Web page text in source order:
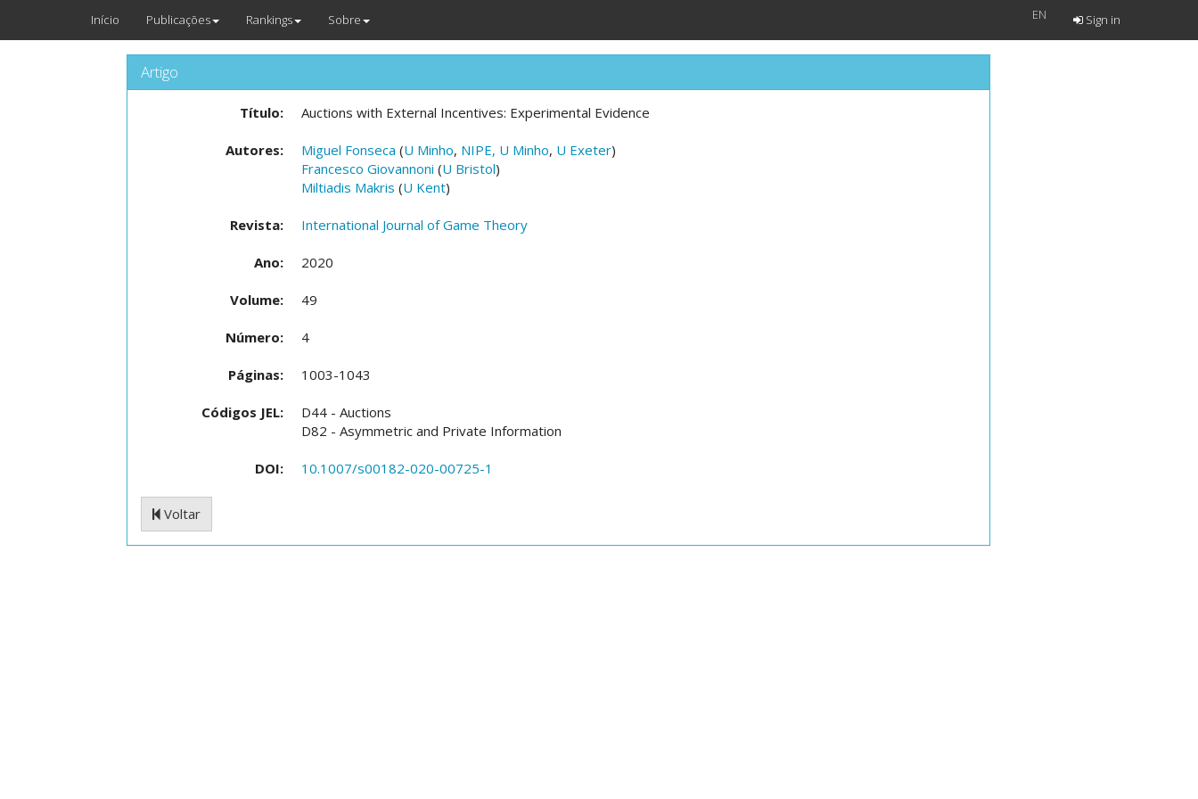
Início Publicações Rankings Sobre EN Sign in
Artigo
Título: Auctions with External Incentives: Experimental Evidence
Autores: Miguel Fonseca (U Minho, NIPE, U Minho, U Exeter)
Francesco Giovannoni (U Bristol)
Miltiadis Makris (U Kent)
Revista: International Journal of Game Theory
Ano: 2020
Volume: 49
Número: 4
Páginas: 1003-1043
Códigos JEL:
D44 - Auctions
D82 - Asymmetric and Private Information
DOI: 10.1007/s00182-020-00725-1
Voltar